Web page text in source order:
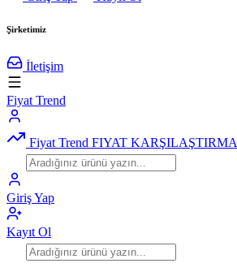
Şirketimiz
İletişim
Fiyat Trend
Fiyat Trend FIYAT KARŞILAŞTIRMA
Giriş Yap
Kayıt Ol